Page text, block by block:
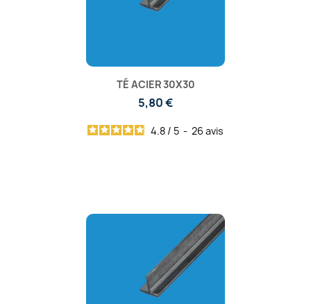
TÉ ACIER 30X30
5,80 €
4.8 / 5 - 26 avis